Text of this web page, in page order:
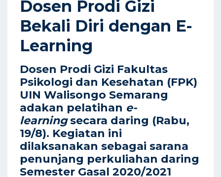
N
Dosen Prodi Gizi
Bekali Diri dengan E-
Learning
Dosen Prodi Gizi Fakultas
Psikologi dan Kesehatan (FPK)
UIN Walisongo Semarang
adakan pelatihan e-
learningsecara daring (Rabu,
19/8). Kegiatan ini
dilaksanakan sebagai sarana
penunjang perkuliahan daring
Semester Gasal 2020/2021